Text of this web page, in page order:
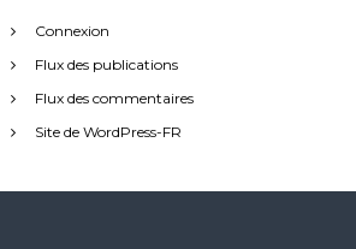
Connexion
Flux des publications
Flux des commentaires
Site de WordPress-FR